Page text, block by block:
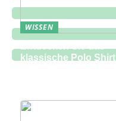
WISSEN
klassische Polo Shirt